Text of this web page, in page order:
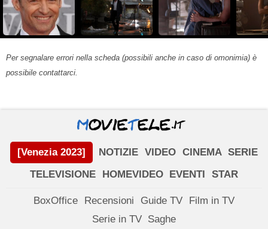
Per segnalare errori nella scheda (possibili anche in caso di omonimia) è
possibile contattarci.
[Venezia 2023] NOTIZIE VIDEO CINEMA SERIE
TELEVISIONE
HOMEVIDEO EVENTI STAR
BoxOffice Recensioni Guide TV
Film in TV
Serie in TV Saghe